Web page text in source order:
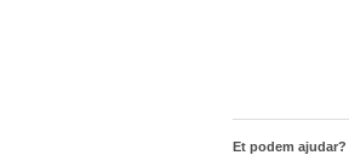
Et podem ajudar?